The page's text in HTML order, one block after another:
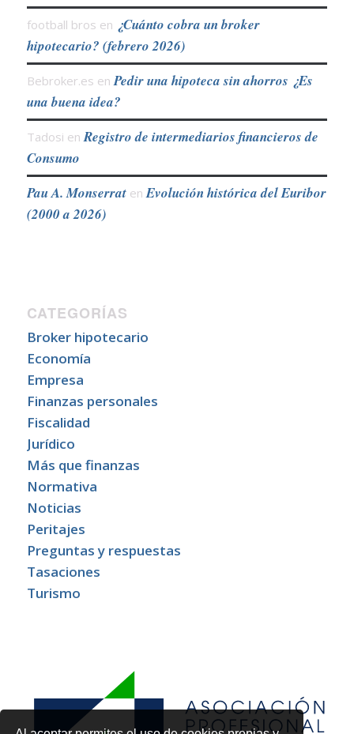
football bros en ¿Cuánto cobra un broker
hipotecario? (febrero 2026)
Bebroker.es en Pedir una hipoteca sin ahorros ¿Es
una buena idea?
Tadosi en Registro de intermediarios financieros de
Consumo
Pau A. Monserraten Evolución histórica del Euribor
(2000 a 2026)
CATEGORÍAS
Broker hipotecario
Economía
Empresa
Finanzas personales
Fiscalidad
Jurídico
Más que finanzas
Normativa
Noticias
Peritajes
Preguntas y respuestas
Tasaciones
Turismo